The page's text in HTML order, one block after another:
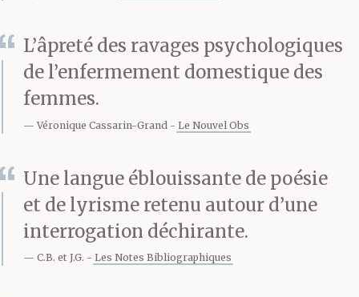
Éric Richard autorise,
contraint ou empêche.
C’est l’homme. C’est le
Affalé sur le cuir noir
élimé, les pieds sur la
L’âpreté des ravages psychologiques
de l’enfermement domestique des
femmes.
Véronique Cassarin-Grand Le Nouvel Obs
Une langue éblouissante de poésie
et de lyrisme retenu autour d’une
interrogation déchirante.
C.B. et J.G. Les Notes Bibliographiques